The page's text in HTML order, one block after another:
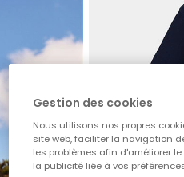
Gestion des cookies
Nous utilisons nos propres
site web, faciliter la navigation
les problèmes afin d'améliorer
la publicité liée à vos